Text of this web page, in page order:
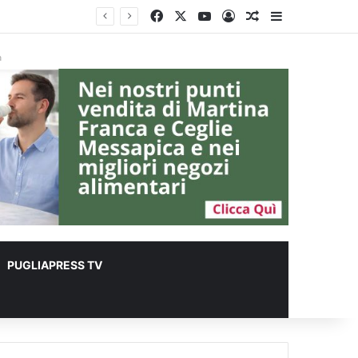
FacebookYou TubeAccediUn articolo a
PUGLIAPRESS TV